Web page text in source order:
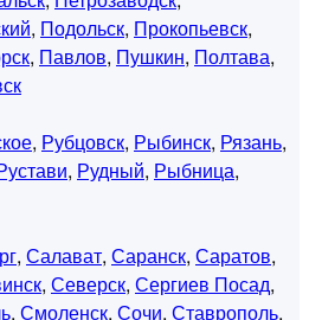
, Подольск, Прокопьевск,
, Павлов, Пушкин, Полтава,
, Рубцовск, Рыбинск, Рязань,
, Рудный, Рыбница,
, Салават, Саранск, Саратов,
, Северск, Сергиев Посад,
, Смоленск, Сочи, Ставрополь,